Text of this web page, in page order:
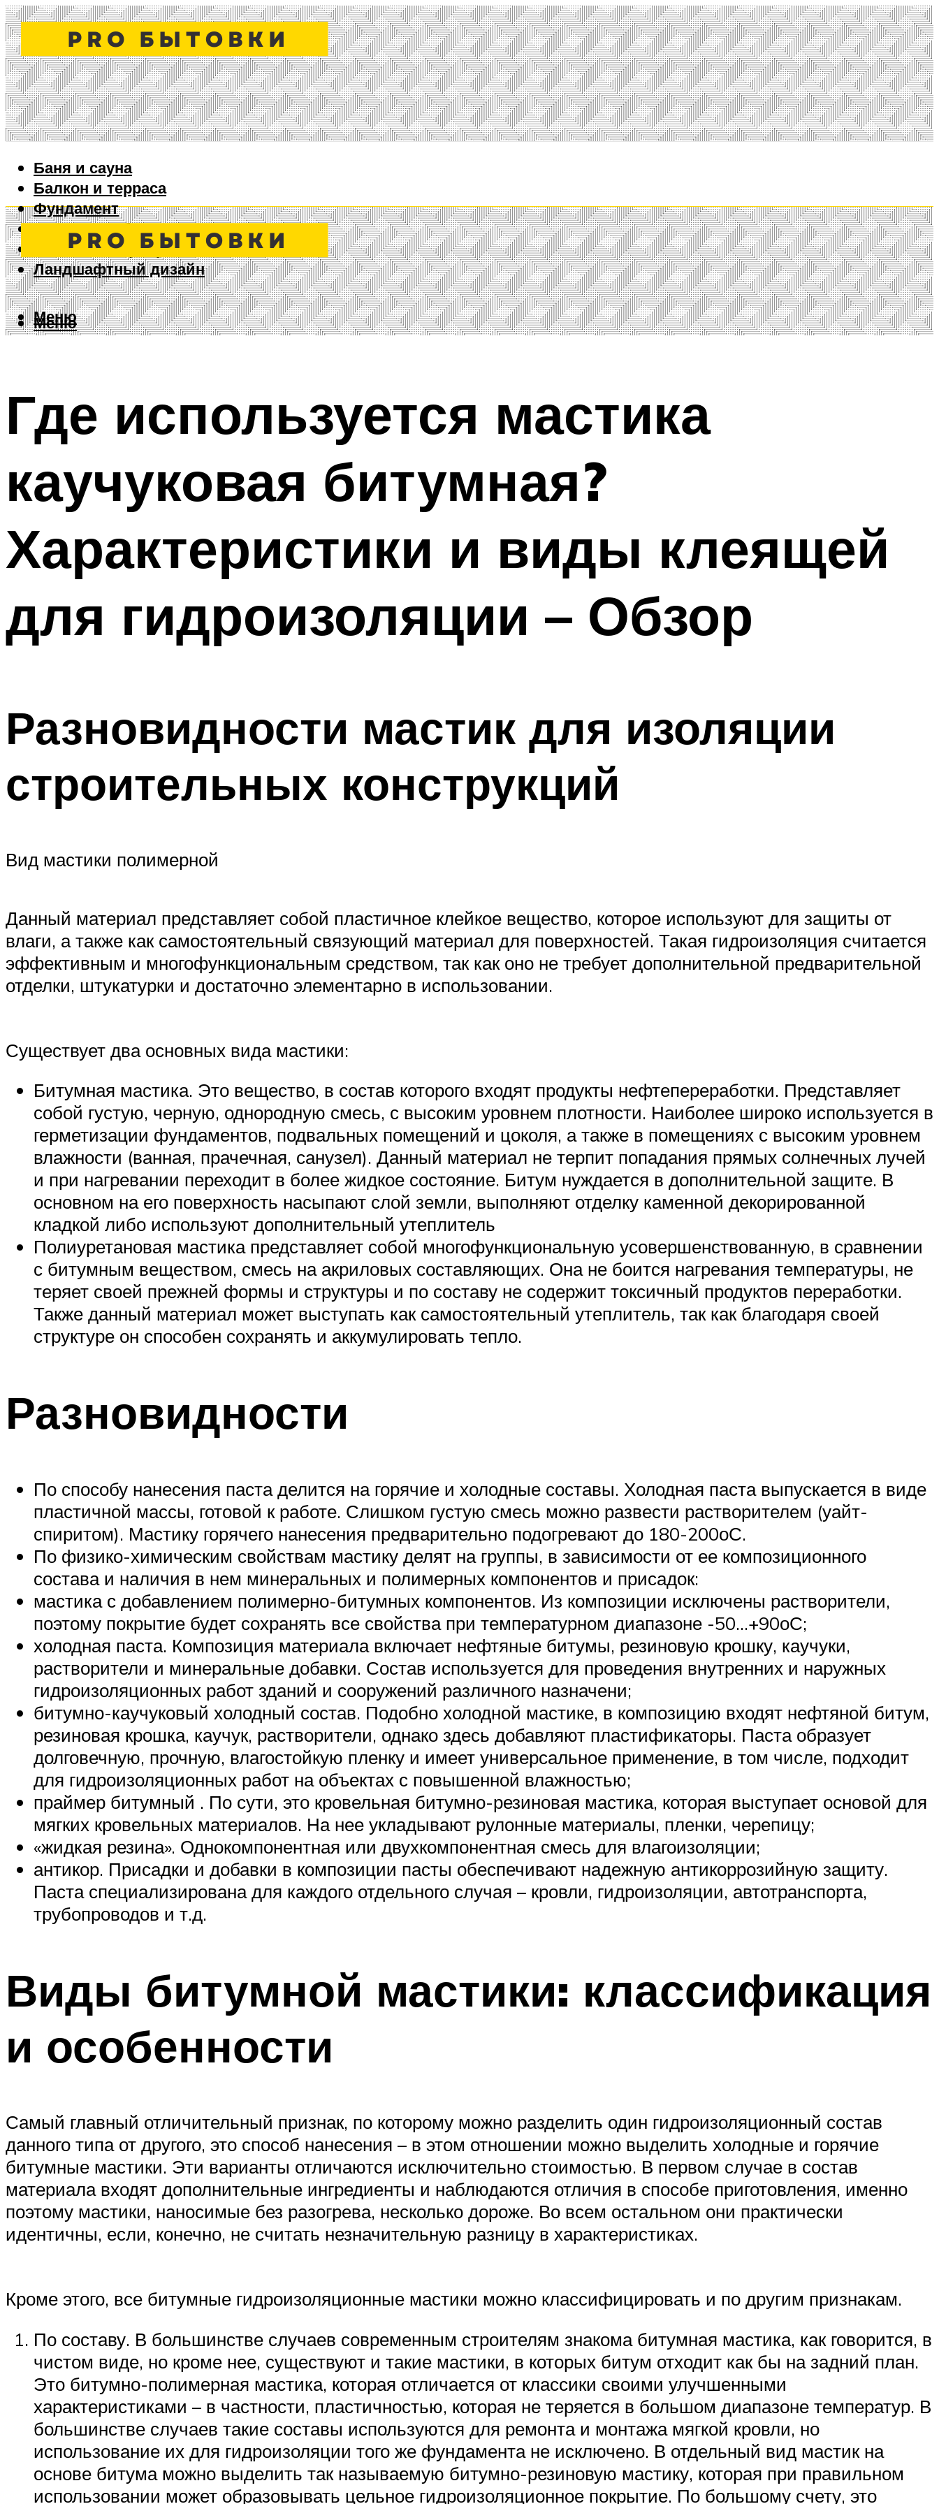
Баня и сауна
Балкон и терраса
Фундамент
Ворота и забор
Дизайн интерьера
Ландшафтный дизайн
Меню
Меню
Где используется мастика
каучуковая битумная?
Характеристики и виды клеящей
для гидроизоляции – Обзор
Разновидности мастик для изоляции
строительных конструкций
Вид мастики полимерной
Данный материал представляет собой пластичное клейкое вещество, которое используют для защиты от
влаги, а также как самостоятельный связующий материал для поверхностей. Такая гидроизоляция считается
эффективным и многофункциональным средством, так как оно не требует дополнительной предварительной
отделки, штукатурки и достаточно элементарно в использовании.
Существует два основных вида мастики:
Битумная мастика. Это вещество, в состав которого входят продукты нефтепереработки. Представляет
собой густую, черную, однородную смесь, с высоким уровнем плотности. Наиболее широко используется в
герметизации фундаментов, подвальных помещений и цоколя, а также в помещениях с высоким уровнем
влажности (ванная, прачечная, санузел). Данный материал не терпит попадания прямых солнечных лучей
и при нагревании переходит в более жидкое состояние. Битум нуждается в дополнительной защите. В
основном на его поверхность насыпают слой земли, выполняют отделку каменной декорированной
кладкой либо используют дополнительный утеплитель
Полиуретановая мастика представляет собой многофункциональную усовершенствованную, в сравнении
с битумным веществом, смесь на акриловых составляющих. Она не боится нагревания температуры, не
теряет своей прежней формы и структуры и по составу не содержит токсичный продуктов переработки.
Также данный материал может выступать как самостоятельный утеплитель, так как благодаря своей
структуре он способен сохранять и аккумулировать тепло.
Разновидности
По способу нанесения паста делится на горячие и холодные составы. Холодная паста выпускается в виде
пластичной массы, готовой к работе. Слишком густую смесь можно развести растворителем (уайт-
спиритом). Мастику горячего нанесения предварительно подогревают до 180-200оС.
По физико-химическим свойствам мастику делят на группы, в зависимости от ее композиционного
состава и наличия в нем минеральных и полимерных компонентов и присадок:
мастика с добавлением полимерно-битумных компонентов. Из композиции исключены растворители,
поэтому покрытие будет сохранять все свойства при температурном диапазоне -50…+90оС;
холодная паста. Композиция материала включает нефтяные битумы, резиновую крошку, каучуки,
растворители и минеральные добавки. Состав используется для проведения внутренних и наружных
гидроизоляционных работ зданий и сооружений различного назначени;
битумно-каучуковый холодный состав. Подобно холодной мастике, в композицию входят нефтяной битум,
резиновая крошка, каучук, растворители, однако здесь добавляют пластификаторы. Паста образует
долговечную, прочную, влагостойкую пленку и имеет универсальное применение, в том числе, подходит
для гидроизоляционных работ на объектах с повышенной влажностью;
праймер битумный . По сути, это кровельная битумно-резиновая мастика, которая выступает основой для
мягких кровельных материалов. На нее укладывают рулонные материалы, пленки, черепицу;
«жидкая резина». Однокомпонентная или двухкомпонентная смесь для влагоизоляции;
антикор. Присадки и добавки в композиции пасты обеспечивают надежную антикоррозийную защиту.
Паста специализирована для каждого отдельного случая – кровли, гидроизоляции, автотранспорта,
трубопроводов и т.д.
Виды битумной мастики: классификация
и особенности
Самый главный отличительный признак, по которому можно разделить один гидроизоляционный состав
данного типа от другого, это способ нанесения – в этом отношении можно выделить холодные и горячие
битумные мастики. Эти варианты отличаются исключительно стоимостью. В первом случае в состав
материала входят дополнительные ингредиенты и наблюдаются отличия в способе приготовления, именно
поэтому мастики, наносимые без разогрева, несколько дороже. Во всем остальном они практически
идентичны, если, конечно, не считать незначительную разницу в характеристиках.
Кроме этого, все битумные гидроизоляционные мастики можно классифицировать и по другим признакам.
По составу. В большинстве случаев современным строителям знакома битумная мастика, как говорится, в
чистом виде, но кроме нее, существуют и такие мастики, в которых битум отходит как бы на задний план.
Это битумно-полимерная мастика, которая отличается от классики своими улучшенными
характеристиками – в частности, пластичностью, которая не теряется в большом диапазоне температур. В
большинстве случаев такие составы используются для ремонта и монтажа мягкой кровли, но
использование их для гидроизоляции того же фундамента не исключено. В отдельный вид мастик на
основе битума можно выделить так называемую битумно-резиновую мастику, которая при правильном
использовании может образовывать цельное гидроизоляционное покрытие. По большому счету, это